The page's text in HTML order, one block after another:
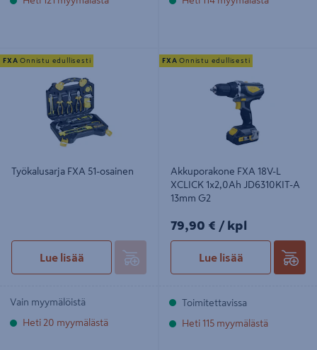
Työkalusarja FXA 51-osainen
Työkalusarja FXA 51-osainen
Lue lisää
FXA Onnistu edullisesti
Vain myymälöistä
Heti 20 myymälästä
Akkuporakone FXA 18V-L XCLICK
1x2,0Ah JD6310KIT-A 13mm G2
Akkuporakone FXA 18V-L
XCLICK 1x2,0Ah JD6310KIT-A
13mm G2
79,90€/kpl
79,90 € / kpl
Lue lisää
FXA Onnistu edullisesti
Toimitettavissa
Heti 115 myymälästä